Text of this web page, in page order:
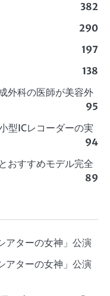
382
290
197
138
外科の医師が美容外
95
型ICレコーダーの実
94
おすすめモデル完全
89
ターの女神」公演
ターの女神」公演